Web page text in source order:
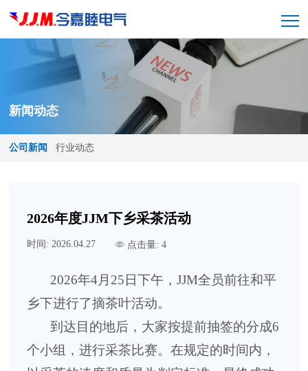
新闻动态
公司新闻 行业动态
2026年度JJM下乡采茶活动
时间: 2026.04.27 点击量: 4
2026年4月 25 日下午， JJM全员前往和平
乡下进行了摘茶叶活动。
到达目的地后，大家按提前抽签的分成6
个小组，进行采茶比赛。在规定的时间内，